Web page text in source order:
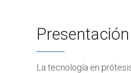
Presentación
La tecnología en